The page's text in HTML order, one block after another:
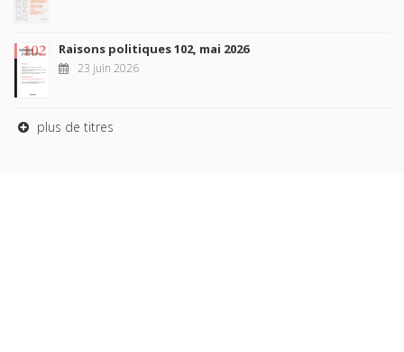
Raisons politiques 102, mai 2026
23 juin 2026
plus de titres